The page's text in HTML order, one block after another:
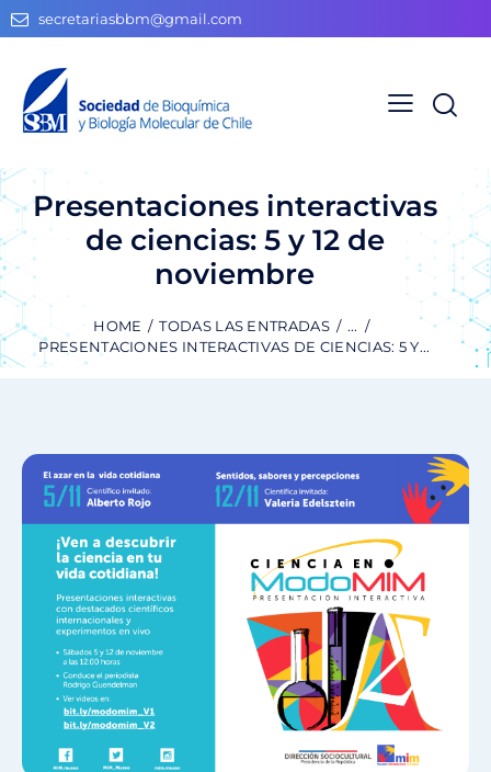
secretariasbbm@gmail.com
Presentaciones interactivas
de ciencias: 5 y 12 de
noviembre
HOME TODAS LAS ENTRADAS
...
PRESENTACIONES INTERACTIVAS DE CIENCIAS: 5 Y...